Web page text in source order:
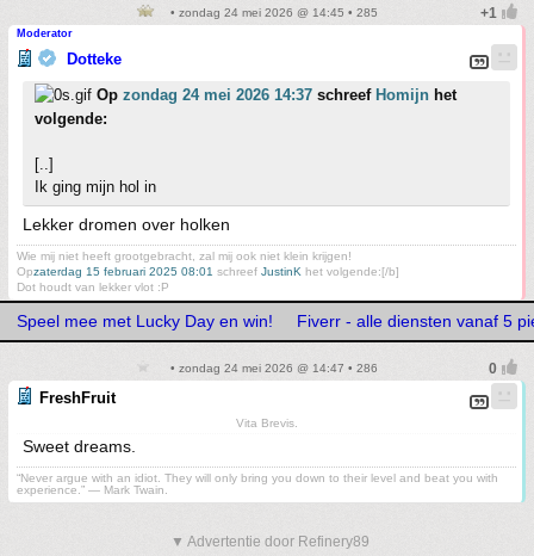
• zondag 24 mei 2026 @ 14:45 • 285
Moderator
Dotteke
Op zondag 24 mei 2026 14:37 schreef Homijn het
volgende:
[..]
Ik ging mijn hol in
Lekker dromen over holken
Wie mij niet heeft grootgebracht, zal mij ook niet klein krijgen!
Opzaterdag 15 februari 2025 08:01 schreef JustinK het volgende:[/b]
Dot houdt van lekker vlot :P
Speel mee met Lucky Day en win! Fiverr - alle diensten vanaf 5
• zondag 24 mei 2026 @ 14:47 • 286
FreshFruit
Vita Brevis.
Sweet dreams.
“Never argue with an idiot. They will only bring you down to their level and beat you with
experience.” ― Mark Twain.
▼ Advertentie door Refinery89